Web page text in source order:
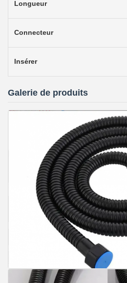
Longueur
Connecteur
Insérer
Galerie de produits